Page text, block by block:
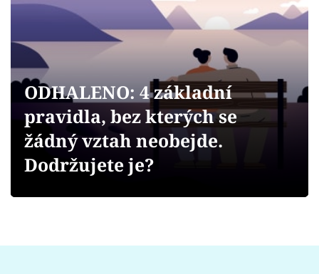
Virály
Sex a vztahy
Videa
Sledujte prima+
Přihlášení
ODHALENO: 4 základní
pravidla, bez kterých se
žádný vztah neobejde.
Dodržujete je?